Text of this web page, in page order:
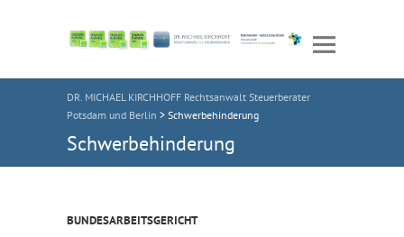
DR. MICHAEL KIRCHHOFF Rechtsanwalt Steuerberater
Potsdam und Berlin > Schwerbehinderung
Schwerbehinderung
BUNDESARBEITSGERICHT